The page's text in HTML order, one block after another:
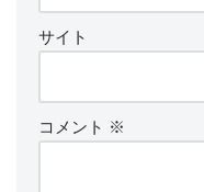
サイト
コメント ※